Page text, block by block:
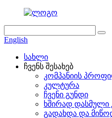
English
სახლი
ჩვენს შესახებ
კომპანიის
კულტურა
ჩვენი გუნდი
ხშირად დასმული
გადახდა და